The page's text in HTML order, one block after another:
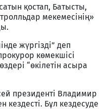
қостап, Батысты,
мекемесінің»
жүргізді” деп
көмекшісі
“өкілетін асыра
президенті Владимир
кездесті. Бұл кездесуде